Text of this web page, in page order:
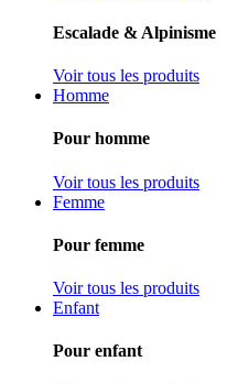
Escalade & Alpinisme
Voir tous les produits
Homme
Pour homme
Voir tous les produits
Femme
Pour femme
Voir tous les produits
Enfant
Pour enfant